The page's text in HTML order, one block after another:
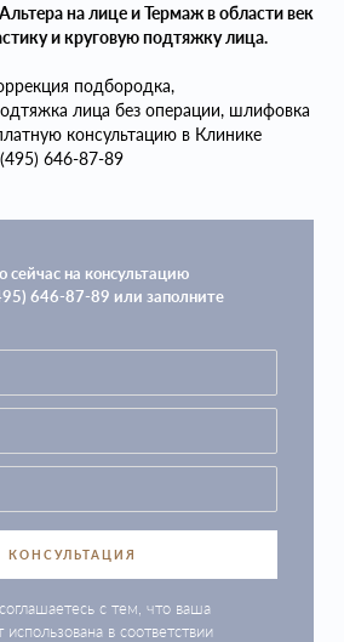
на лице и Термаж в области век
и круговую подтяжку лица.
подбородка,
лица без операции, шлифовка
консультацию в Клинике
646-87-89
сейчас на консультацию
646-87-89 или заполните
КОНСУЛЬТАЦИЯ
с тем, что ваша
в соответствии